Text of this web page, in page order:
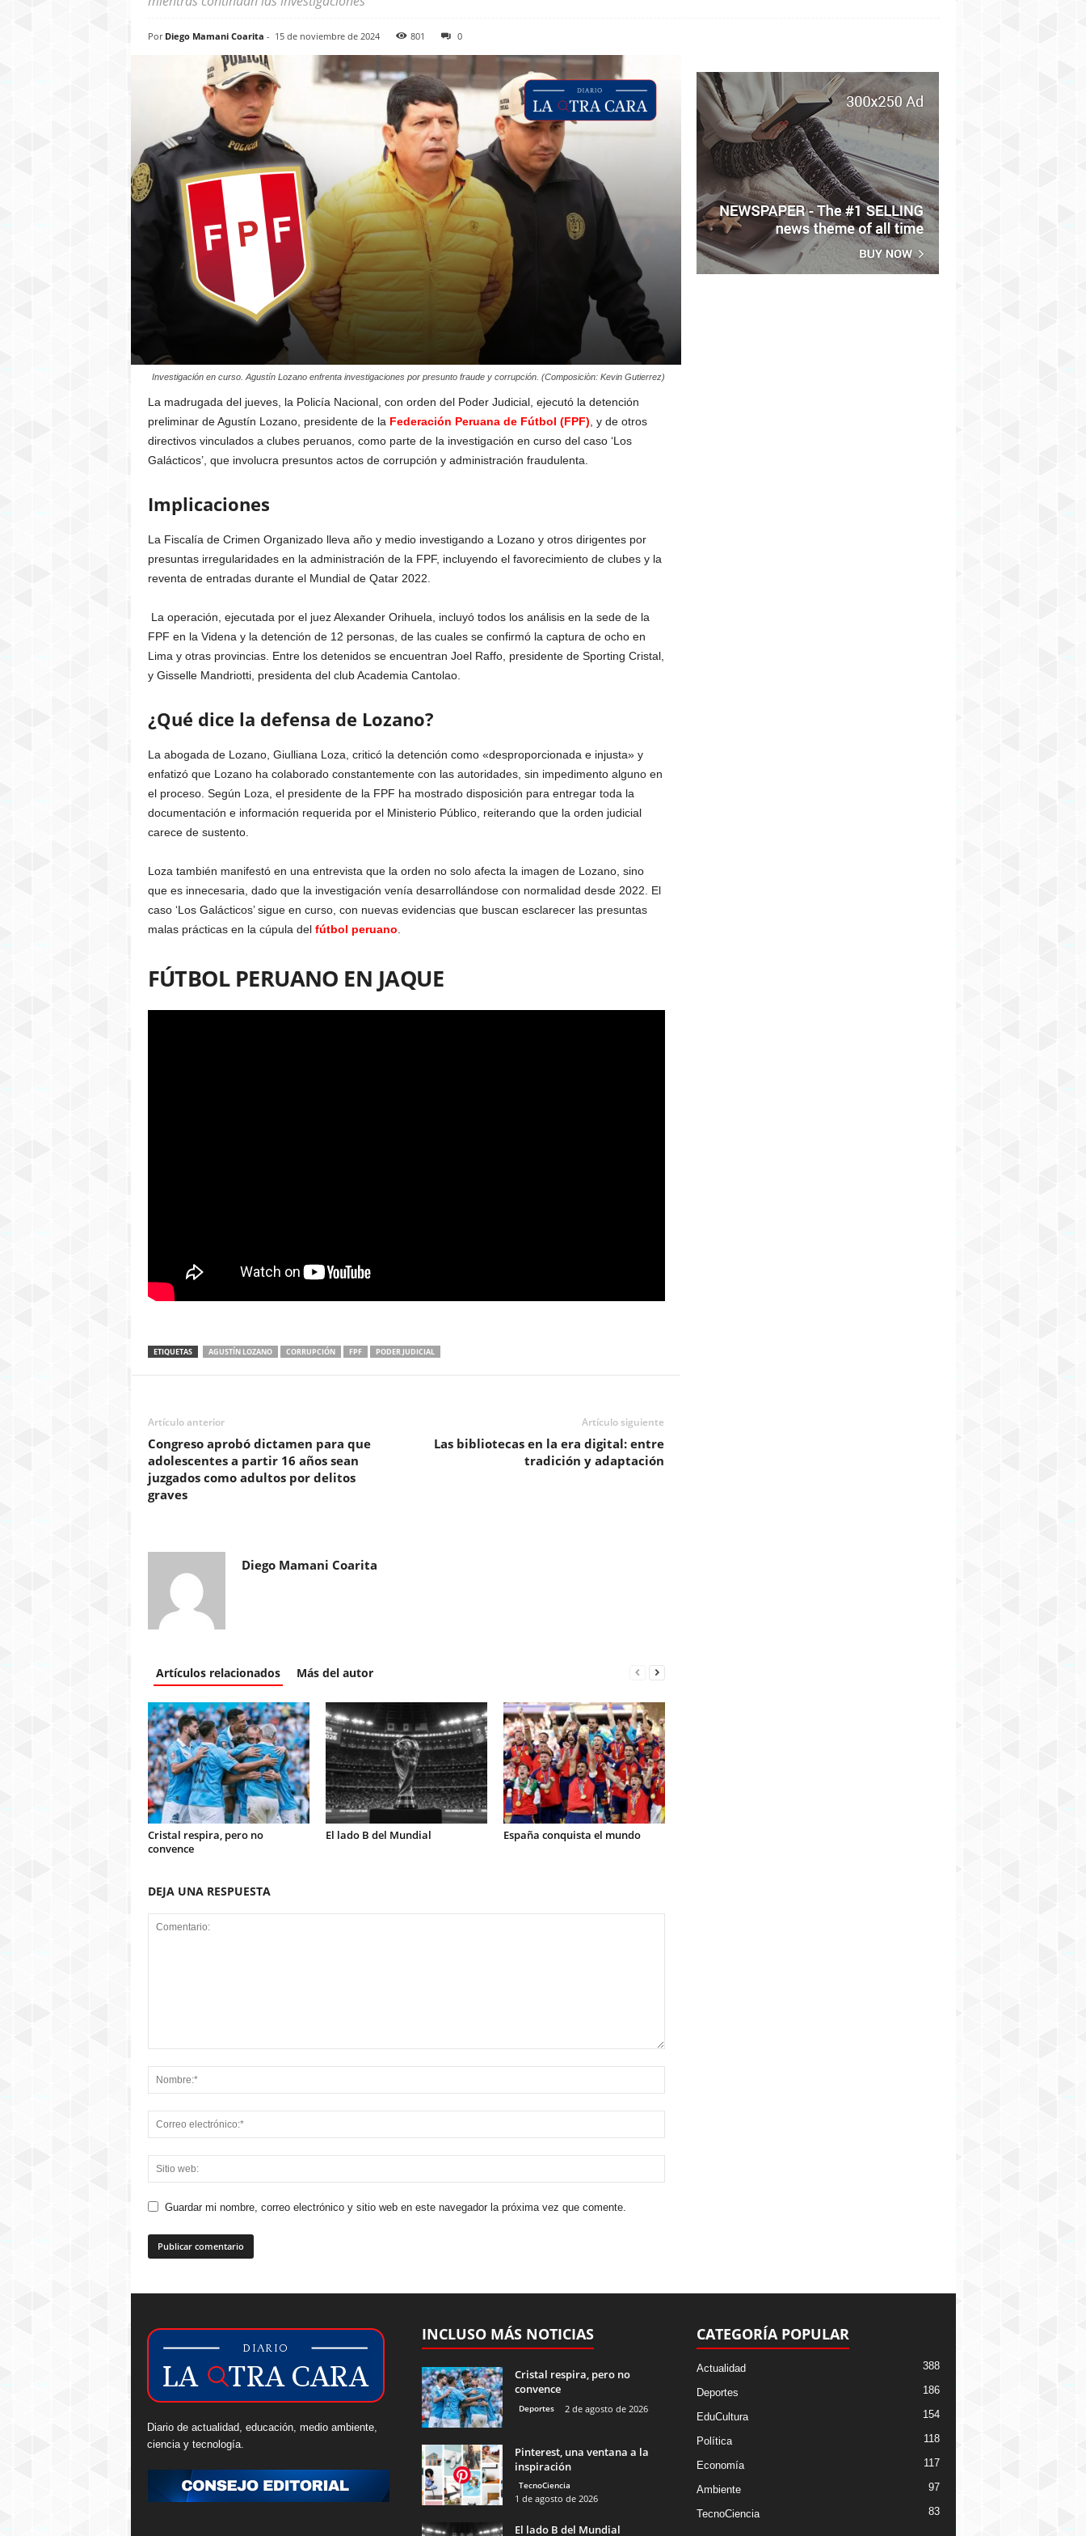
Por Diego Mamani Coarita - 15 de noviembre de 2024 801 0
Investigación en curso. Agustín Lozano enfrenta investigaciones por presunto fraude y corrupción. (Composiciòn: Kevin Gutierrez)
La madrugada del jueves, la Policía Nacional, con orden del Poder Judicial, ejecutó la detención
preliminar de Agustín Lozano, presidente de la Federación Peruana de Fútbol (FPF) , y de otros
directivos vinculados a clubes peruanos, como parte de la investigación en curso del caso ‘Los
Galácticos’, que involucra presuntos actos de corrupción y administración fraudulenta.
Implicaciones
La Fiscalía de Crimen Organizado lleva año y medio investigando a Lozano y otros dirigentes por
presuntas irregularidades en la administración de la FPF, incluyendo el favorecimiento de clubes y la
reventa de entradas durante el Mundial de Qatar 2022.
La operación, ejecutada por el juez Alexander Orihuela, incluyó todos los análisis en la sede de la
FPF en la Videna y la detención de 12 personas, de las cuales se confirmó la captura de ocho en
Lima y otras provincias. Entre los detenidos se encuentran Joel Raffo, presidente de Sporting Cristal,
y Gisselle Mandriotti, presidenta del club Academia Cantolao.
¿Qué dice la defensa de Lozano?
La abogada de Lozano, Giulliana Loza, criticó la detención como «desproporcionada e injusta» y
enfatizó que Lozano ha colaborado constantemente con las autoridades, sin impedimento alguno en
el proceso. Según Loza, el presidente de la FPF ha mostrado disposición para entregar toda la
documentación e información requerida por el Ministerio Público, reiterando que la orden judicial
carece de sustento.
Loza también manifestó en una entrevista que la orden no solo afecta la imagen de Lozano, sino
que es innecesaria, dado que la investigación venía desarrollándose con normalidad desde 2022. El
caso ‘Los Galácticos’ sigue en curso, con nuevas evidencias que buscan esclarecer las presuntas
malas prácticas en la cúpula del fútbol peruano
FÚTBOL PERUANO EN JAQUE
ETIQUETAS AGUSTÍN LOZANO CORRUPCIÓN FPF PODER JUDICIAL
Artículo anterior
Congreso aprobó dictamen para que
adolescentes a partir 16 años sean
juzgados como adultos por delitos
graves
Artículo siguiente
Las bibliotecas en la era digital: entre
tradición y adaptación
Diego Mamani Coarita
Artículos relacionados Más del autor
Cristal respira, pero no
convence
El lado B del Mundial España conquista el mundo
DEJA UNA RESPUESTA
Guardar mi nombre, correo electrónico y sitio web en este navegador la próxima vez que comente.
Diario de actualidad, educación, medio ambiente,
ciencia y tecnología.
INCLUSO MÁS NOTICIAS
Cristal respira, pero no
convence
Deportes 2 de agosto de 2026
Pinterest, una ventana a la
inspiración
TecnoCiencia
1 de agosto de 2026
El lado B del Mundial
CATEGORÍA POPULAR
Actualidad 388
Deportes 186
EduCultura 154
Política 118
Economía 117
Ambiente 97
TecnoCiencia 83